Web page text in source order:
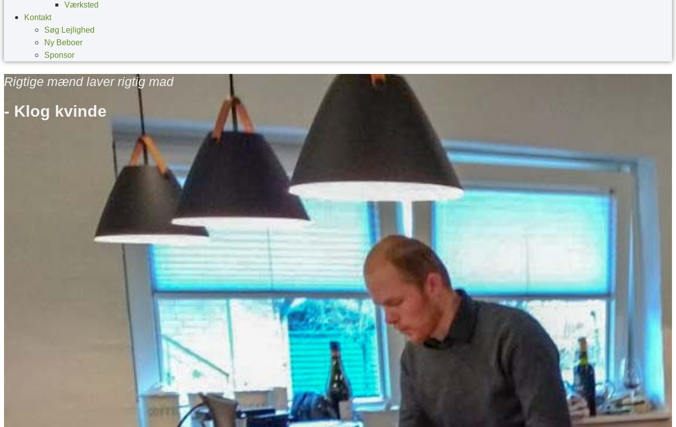
Værksted
Kontakt
Søg Lejlighed
Ny Beboer
Sponsor
Rigtige mænd laver rigtig mad
- Klog kvinde